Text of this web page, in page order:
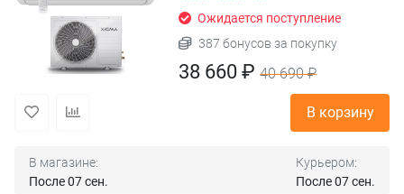
Ожидается поступление
387 бонусов за покупку
38 660 ₽40 690 ₽
В корзину
В магазине:
После 07 сен.
Курьером:
После 07 сен.